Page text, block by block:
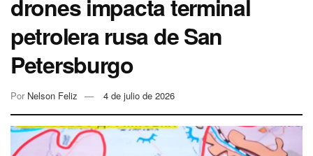
drones impacta terminal
petrolera rusa de San
Petersburgo
Por Nelson Feliz 4 de julio de 2026